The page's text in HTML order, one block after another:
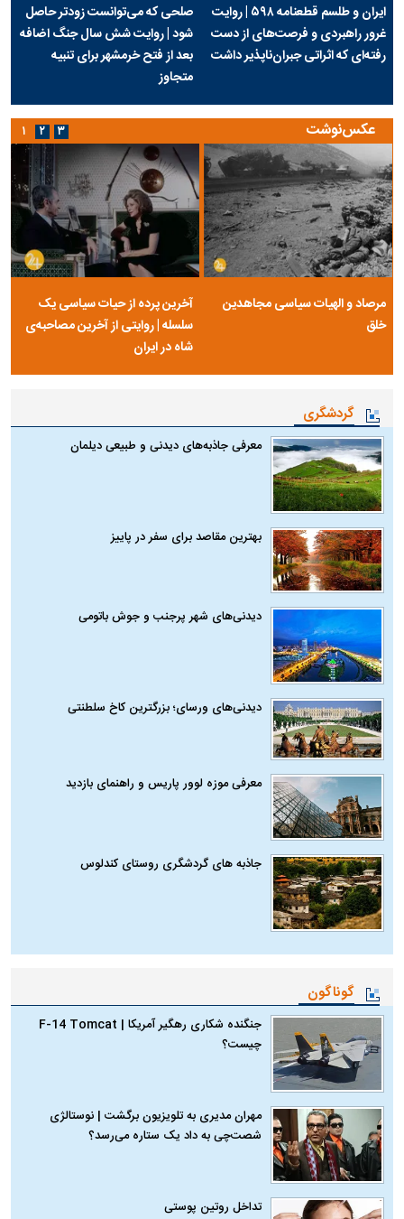
ایران و طلسم قطعنامه ۵۹۸ | روایت
غرور راهبردی و فرصت‌های از دست
رفته‌ای که اثراتی جبران‌ناپذیر داشت
صلحی که می‌توانست زودتر حاصل
شود | روایت شش سال جنگ اضافه
بعد از فتح خرمشهر برای تنبیه
متجاوز
عکس‌نوشت
مرصاد و الهیات سیاسی مجاهدین
خلق
آخرین پرده از حیات سیاسی یک
سلسله | روایتی از آخرین مصاحبه‌ی
شاه در ایران
۱ ۲ ۳
گردشگری
معرفی جاذبه‌های دیدنی و طبیعی دیلمان
بهترین مقاصد برای سفر در پاییز
دیدنی‌های شهر پرجنب و جوش باتومی
دیدنی‌های ورسای؛ بزرگترین کاخ سلطنتی
معرفی موزه لوور پاریس و راهنمای بازدید
جاذبه های گردشگری روستای کندلوس
گوناگون
جنگنده شکاری رهگیر آمریکا | F-14 Tomcat
چیست؟
مهران مدیری به تلویزیون برگشت | نوستالژی
شصت‌چی به داد یک ستاره می‌رسد؟
تداخل روتین پوستی